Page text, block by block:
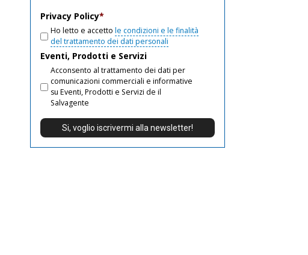
Privacy Policy*
Ho letto e accetto le condizioni e le finalità
del trattamento dei dati personali
Eventi, Prodotti e Servizi
Acconsento al trattamento dei dati per
comunicazioni commerciali e informative
su Eventi, Prodotti e Servizi de il
Salvagente